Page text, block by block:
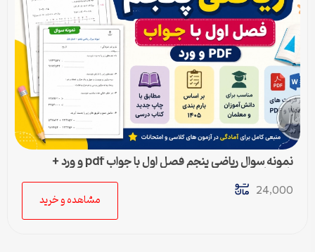
نمونه سوال ریاضی پنجم فصل اول با جواب pdf و ورد +
24,000
مشاهده و خرید